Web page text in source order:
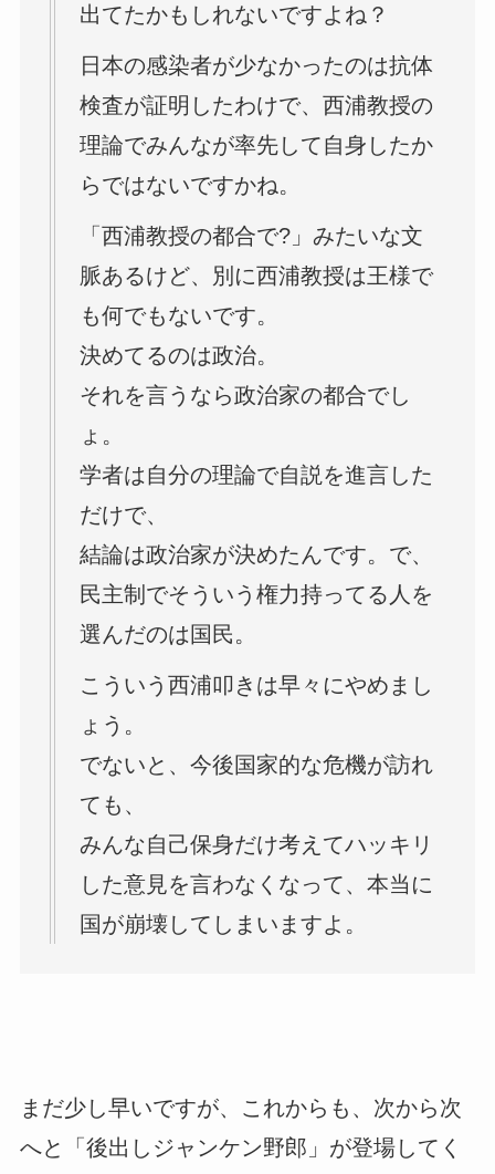
出てたかもしれないですよね？
日本の感染者が少なかったのは抗体
検査が証明したわけで、西浦教授の
理論でみんなが率先して自身したか
らではないですかね。
「西浦教授の都合で?」みたいな文
脈あるけど、別に西浦教授は王様で
も何でもないです。
決めてるのは政治。
それを言うなら政治家の都合でし
ょ。
学者は自分の理論で自説を進言した
だけで、
結論は政治家が決めたんです。で、
民主制でそういう権力持ってる人を
選んだのは国民。
こういう西浦叩きは早々にやめまし
ょう。
でないと、今後国家的な危機が訪れ
ても、
みんな自己保身だけ考えてハッキリ
した意見を言わなくなって、本当に
国が崩壊してしまいますよ。
まだ少し早いですが、これからも、次から次
へと「後出しジャンケン野郎」が登場してく